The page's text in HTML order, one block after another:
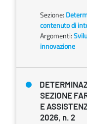
Sezione:
contenuto di
Argomenti:
innovazione
SEZIONE
E
2026, n. 2